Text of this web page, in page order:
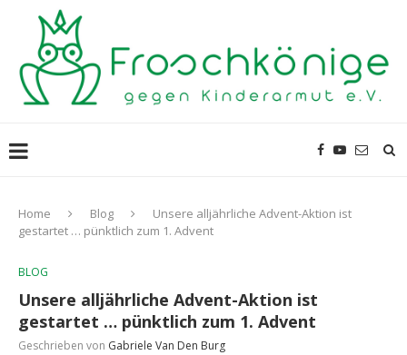
Home Blog
Unsere alljährliche Advent-Aktion ist
gestartet … pünktlich zum 1. Advent
BLOG
Unsere alljährliche Advent-Aktion ist
gestartet … pünktlich zum 1. Advent
Geschrieben von Gabriele Van Den Burg